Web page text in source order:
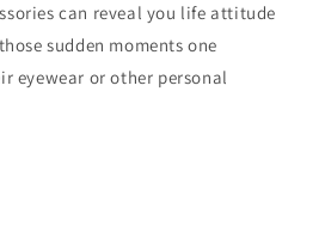
can reveal you life attitude
sudden moments one
eyewear or other personal